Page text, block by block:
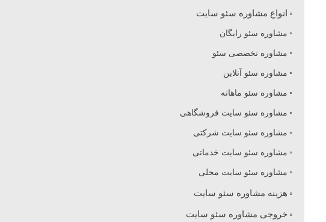
ت
انواع مشاوره سئو سایت
مشاوره سئو رایگان
مشاوره تخصصی سئو
مشاوره سئو آنلاین
مشاوره سئو ماهانه
مشاوره سئو سایت فروشگاهی
مشاوره سئو سایت شرکتی
مشاوره سئو سایت خدماتی
مشاوره سئو سایت محلی
هزینه مشاوره سئو سایت
خروجی مشاوره سئو سایت